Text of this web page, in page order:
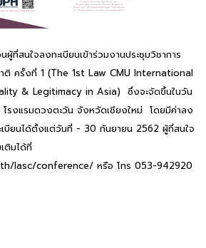
สนใจลงทะเบียนเข้าร่วมงานประชุมวิชาการ
าติ ครั้งที่ 1 (The 1st Law CMU International
& Legitimacy in Asia) ซึ่งจะจัดขึ้นในวัน
งแรมดวงตะวัน จังหวัดเชียงใหม่ โดยมีค่าลง
เบียนได้ตั้งแต่วันที่ - 30 กันยายน 2562 ผู้ที่สนใจ
ติมได้ที่
lasc/conference/ หรือ โทร 053-942920